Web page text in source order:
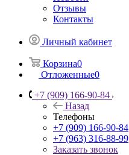
Отзывы
Контакты
Личный кабинет
Корзина0
Отложенные0
+7 (909) 166-90-84
Назад
Телефоны
+7 (909) 166-90-84
+7 (963) 316-88-99
Заказать звонок